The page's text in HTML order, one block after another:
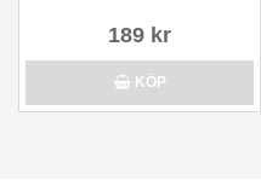
189 kr
KÖP